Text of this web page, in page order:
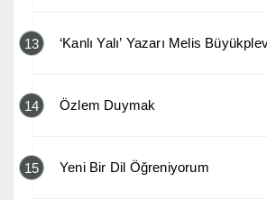
13 ‘Kanlı Yalı’ Yazarı Melis
14 Özlem Duymak
15 Yeni Bir Dil Öğreniyorum